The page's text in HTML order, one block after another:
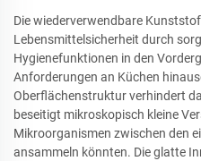
Die wiederverwendbare
Lebensmittelsicherheit durch
Hygienefunktionen in den
Anforderungen an Küchen
Oberflächenstruktur verhindert
beseitigt mikroskopisch kleine
Mikroorganismen zwischen den
ansammeln könnten. Die glatte